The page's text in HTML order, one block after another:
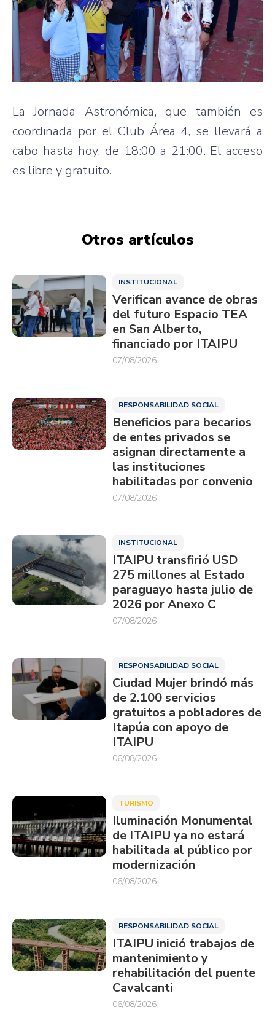
La Jornada Astronómica, que también es
coordinada por el Club Área 4, se llevará a
cabo hasta hoy, de 18:00 a 21:00. El acceso
es libre y gratuito.
Otros artículos
INSTITUCIONAL
Verifican avance de obras
del futuro Espacio TEA
en San Alberto,
financiado por ITAIPU
07/08/2026
RESPONSABILIDAD SOCIAL
Beneficios para becarios
de entes privados se
asignan directamente a
las instituciones
habilitadas por convenio
07/08/2026
INSTITUCIONAL
ITAIPU transfirió USD
275 millones al Estado
paraguayo hasta julio de
2026 por Anexo C
07/08/2026
RESPONSABILIDAD SOCIAL
Ciudad Mujer brindó más
de 2.100 servicios
gratuitos a pobladores de
Itapúa con apoyo de
ITAIPU
06/08/2026
TURISMO
Iluminación Monumental
de ITAIPU ya no estará
habilitada al público por
modernización
06/08/2026
RESPONSABILIDAD SOCIAL
ITAIPU inició trabajos de
mantenimiento y
rehabilitación del puente
Cavalcanti
06/08/2026